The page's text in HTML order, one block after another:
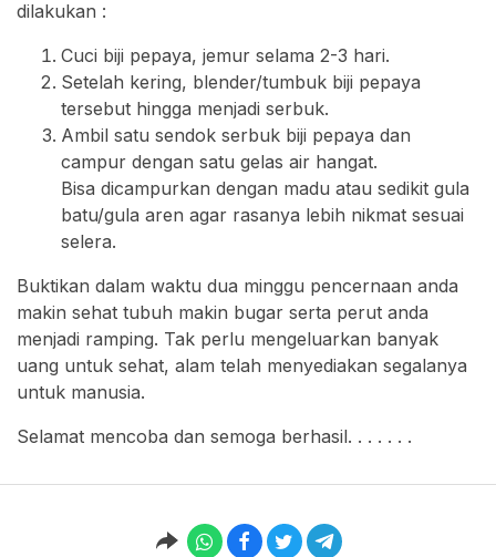
dilakukan :
Cuci biji pepaya, jemur selama 2-3 hari.
Setelah kering, blender/tumbuk biji pepaya
tersebut hingga menjadi serbuk.
Ambil satu sendok serbuk biji pepaya dan
campur dengan satu gelas air hangat.
Bisa dicampurkan dengan madu atau sedikit gula
batu/gula aren agar rasanya lebih nikmat sesuai
selera.
Buktikan dalam waktu dua minggu pencernaan anda
makin sehat tubuh makin bugar serta perut anda
menjadi ramping. Tak perlu mengeluarkan banyak
uang untuk sehat, alam telah menyediakan segalanya
untuk manusia.
Selamat mencoba dan semoga berhasil. . . . . . .